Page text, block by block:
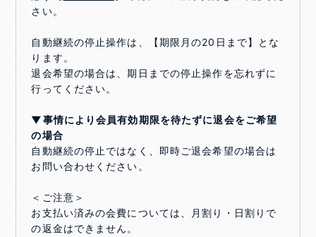
さい。
自動継続の停止操作は、【期限月の20日まで】とな
ります。
退会希望の場合は、期日までの停止操作を忘れずに
行ってください。
▼事情により会員有効期限を待たずに退会をご希望
の場合
自動継続の停止ではなく、即時ご退会希望の場合は
お問い合わせください。
＜ご注意＞
お支払い済みの会費については、月割り・日割りで
の返金はできません。